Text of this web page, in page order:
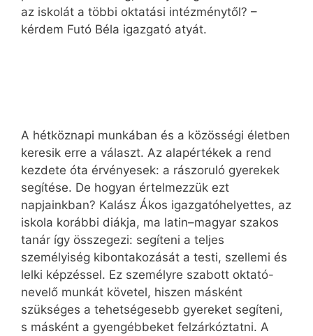
az iskolát a többi oktatási intézménytől? –
kérdem Futó Béla igazgató atyát.
A hétköznapi munkában és a közösségi életben
keresik erre a választ. Az alapértékek a rend
kezdete óta érvényesek: a rászoruló gyerekek
segítése. De hogyan értelmezzük ezt
napjainkban? Kalász Ákos igazgatóhelyettes, az
iskola korábbi diákja, ma latin–magyar szakos
tanár így összegezi: segíteni a teljes
személyiség kibontakozását a testi, szellemi és
lelki képzéssel. Ez személyre szabott oktató-
nevelő munkát követel, hiszen másként
szükséges a tehetségesebb gyereket segíteni,
s másként a gyengébbeket felzárkóztatni. A